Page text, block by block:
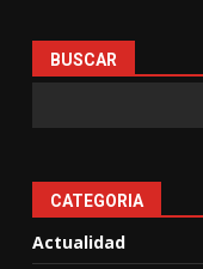
BUSCAR
CATEGORIA
Actualidad